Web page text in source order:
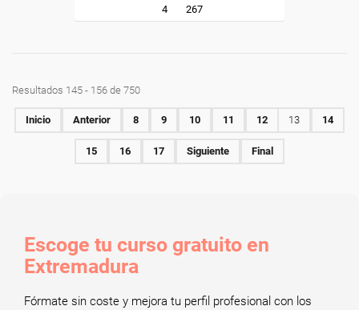
4 267
Resultados 145 - 156 de 750
Inicio Anterior 8 9 10 11 12 13 14
15 16 17 Siguiente Final
Escoge tu curso gratuito en
Extremadura
Fórmate sin coste y mejora tu perfil profesional con los